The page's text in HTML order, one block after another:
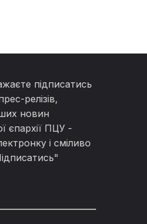
підписатись
релізів,
новин
єпархії ПЦУ -
і сміливо